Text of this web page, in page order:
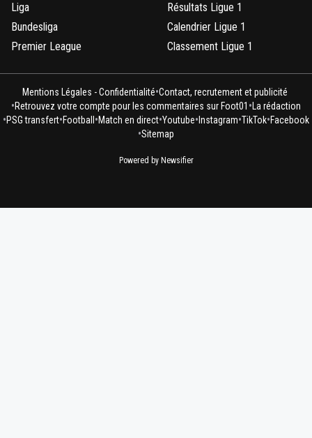
Liga
Bundesliga
Premier League
Résultats Ligue 1
Calendrier Ligue 1
Classement Ligue 1
Mentions Légales - Confidentialité•Contact, recrutement et publicité
•Retrouvez votre compte pour les commentaires sur Foot01 •La rédaction
•PSG transfert•Football •Match en direct•Youtube• Instagram•TikTok•Facebook
•Sitemap
Powered by Newsifier